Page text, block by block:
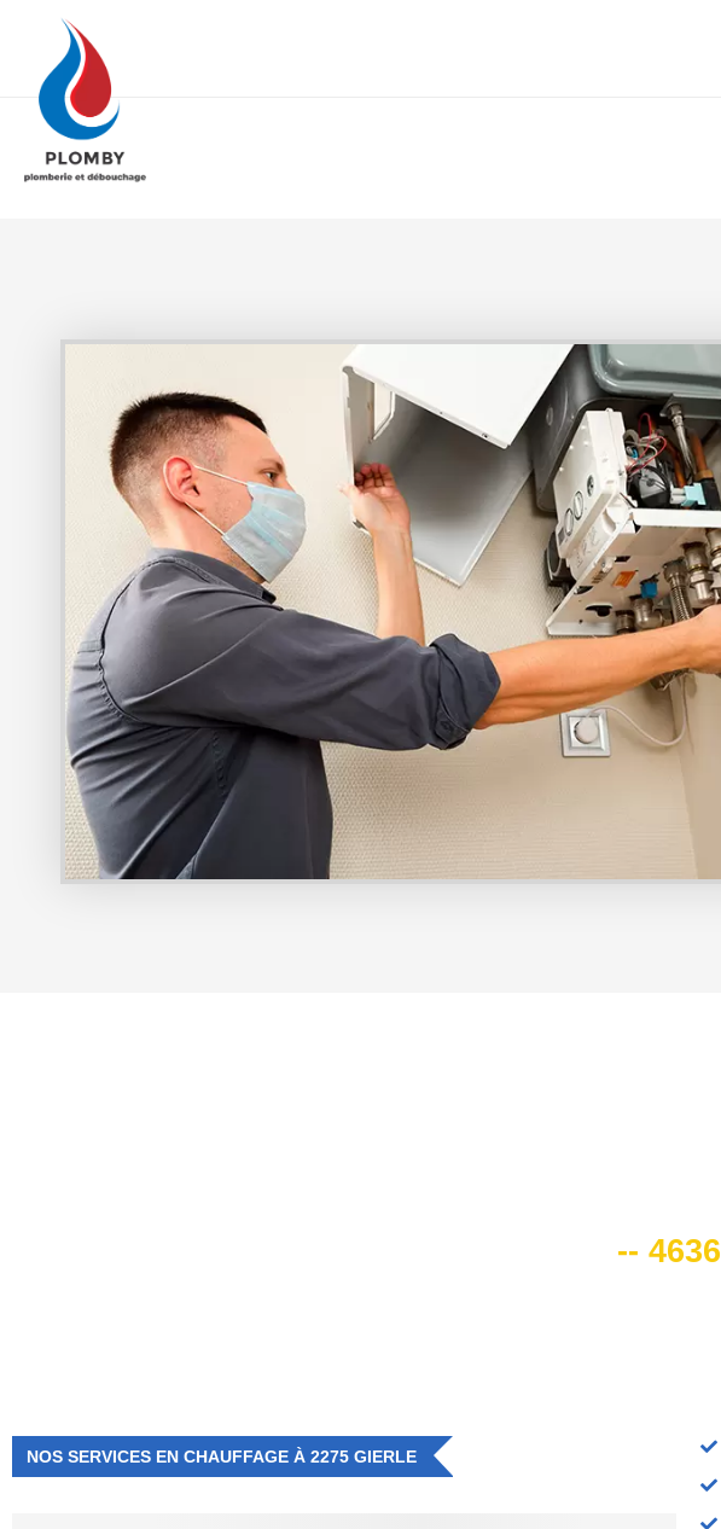
-- 4636
NOS SERVICES EN CHAUFFAGE À 2275 GIERLE